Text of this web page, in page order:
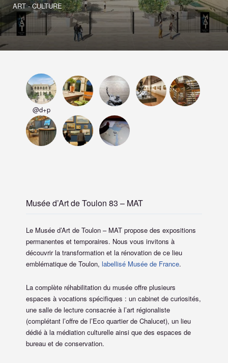
ART - CULTURE
@d+p
Musée d’Art de Toulon 83 – MAT
Le Musée d’Art de Toulon – MAT propose des expositions
permanentes et temporaires. Nous vous invitons à
découvrir la transformation et la rénovation de ce lieu
emblématique de Toulon, labellisé Musée de France.
La complète réhabilitation du musée offre plusieurs
espaces à vocations spécifiques : un cabinet de curiosités,
une salle de lecture consacrée à l’art régionaliste
(complétant l’offre de l’Eco quartier de Chalucet), un lieu
dédié à la médiation culturelle ainsi que des espaces de
bureau et de conservation.